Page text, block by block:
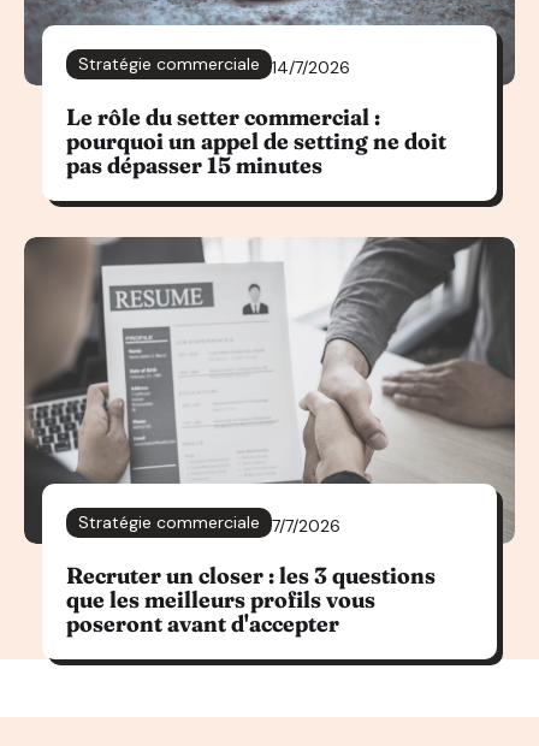
Stratégie commerciale 14/7/2026
Le rôle du setter commercial :
pourquoi un appel de setting ne doit
pas dépasser 15 minutes
Stratégie commerciale 7/7/2026
Recruter un closer : les 3 questions
que les meilleurs profils vous
poseront avant d'accepter